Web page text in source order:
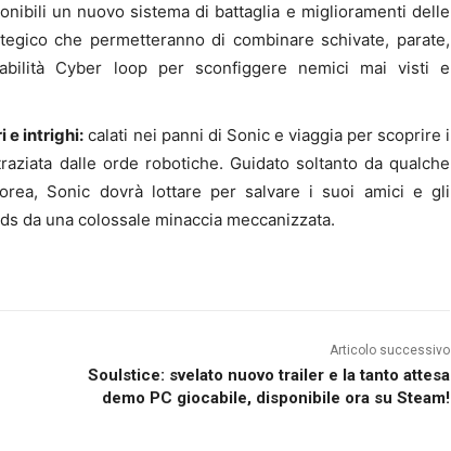
un nuovo sistema di battaglia e miglioramenti delle
che permetteranno di combinare schivate, parate,
Cyber loop per sconfiggere nemici mai visti e
e intrighi: calati nei panni di Sonic e viaggia per scoprire i
dalle orde robotiche. Guidato soltanto da qualche
Sonic dovrà lottare per salvare i suoi amici e gli
da una colossale minaccia meccanizzata.
Articolo successivo
Soulstice: svelato nuovo trailer e la tanto attesa
demo PC giocabile, disponibile ora su Steam!